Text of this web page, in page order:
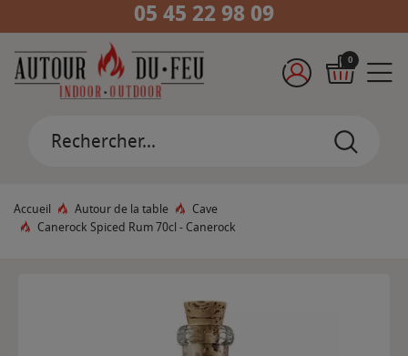
05 45 22 98 09
0
Accueil Autour de la table
Cave
Canerock Spiced Rum 70cl - Canerock